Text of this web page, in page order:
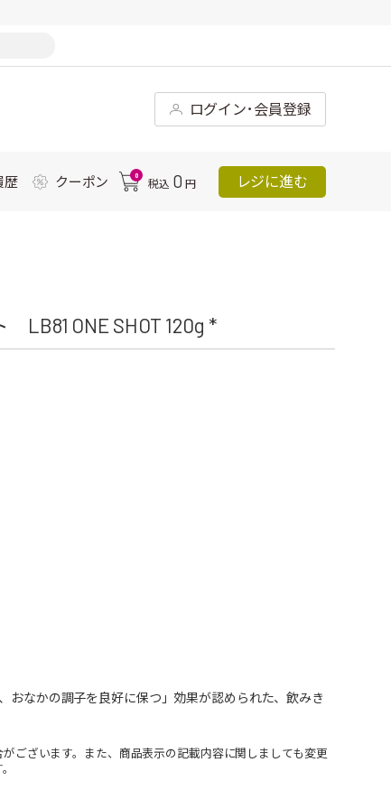
ログイン･会員登録
歴 クーポン 0
税込 0 円 レジに進む
ONE SHOT 120g *
おなかの調子を良好に保つ」効果が認められた、飲みき
ございます。また、商品表示の記載内容に関しましても変更